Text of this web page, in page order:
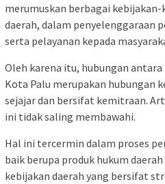
merumuskan berbagai
daerah, dalam penyelenggaraan
serta pelayanan kepada
Oleh karena itu, hubungan antara
Kota Palu merupakan hubungan
sejajar dan bersifat kemitraan.
ini tidak saling membawahi.
Hal ini tercermin dalam proses
baik berupa produk hukum
kebijakan daerah yang bersifat